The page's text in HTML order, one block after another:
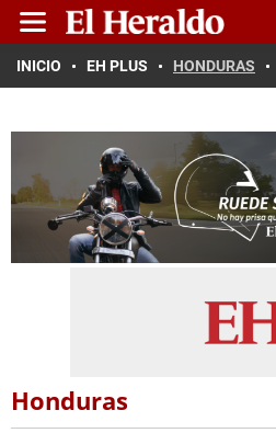
INICIO EH PLUS HONDURAS
Honduras